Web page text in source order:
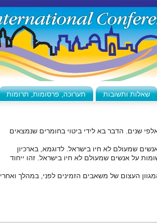
שאלות ותשובות תערוכה, פרסומות, תרומות
שנים. הדבר בא לידי ביטוי בחומרים שנמצאים
שמעולם לא חיו בישראל. לדוגמא, בארכיון
על אנשים שמעולם לא חיו בישראל. זהו ייחוד
העצום של משאבים הזמינים לפני, במהלך ואחרי